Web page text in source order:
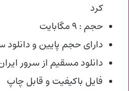
کرد
حجم : ۹ مگابایت
دارای حجم پایین و
دانلود مسقیم از سرور
فایل باکیفیت و قابل چاپ